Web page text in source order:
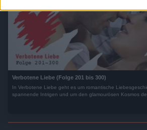
Verbotene Liebe (Folge 201 bis 300)
In Verbotene Liebe geht es um romantische
spannende Intrigen und um den glamourösen Kosmos